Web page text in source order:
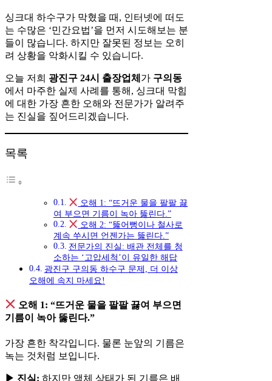
싱크대 하수구가 막혔을 때, 인터넷에 떠도
는 수많은 ‘민간요법’을 먼저 시도해보는 분
들이 많습니다. 하지만 잘못된 정보는 오히
려 상황을 악화시킬 수 있습니다.
오늘 저희 광진구 24시 출장업체 가 구의동
에서 마주한 실제 사례를 통해, 싱크대 막힘
에 대한 가장 흔한 오해와 전문가가 알려주
는 진실을 짚어드리겠습니다.
목록
오해 1: “뜨거운 물을 팔팔 끓
여 부으면 기름이 녹아 뚫린다.”
오해 2: “뚫어뻥이나 철사로
계속 쑤시면 언젠가는 뚫린다.”
전문가의 진실: 배관 전체를 청
소하는 ‘고압세척’이 유일한 해답
광진구 구의동 하수구 문제, 더 이상
오해에 속지 마세요!
오해 1: “뜨거운 물을 팔팔 끓여 부으면
기름이 녹아 뚫린다.”
가장 흔한 착각입니다. 물론 눈앞의 기름은
녹는 것처럼 보입니다.
▶ 진실: 하지만 액체 상태가 된 기름은 배